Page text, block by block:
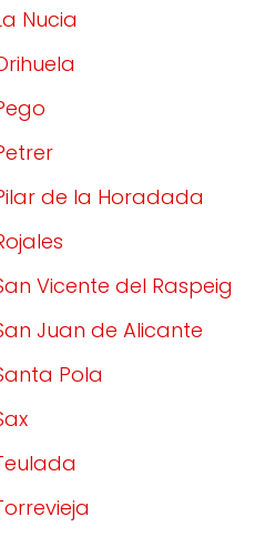
Nucia
de la Horadada
Vicente del Raspeig
Juan de Alicante
Pola